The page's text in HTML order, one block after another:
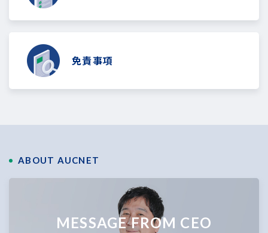
免責事項
ABOUT AUCNET
MESSAGE FROM CEO